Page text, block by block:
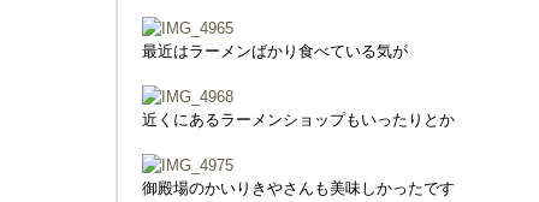
最近はラーメンばかり食べている気が
近くにあるラーメンショップもいったりとか
御殿場のかいりきやさんも美味しかったです